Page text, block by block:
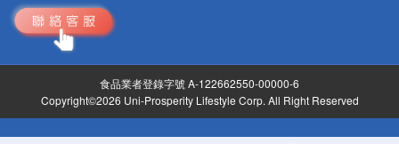
食品業者登錄字號 A-122662550-00000-6
Copyright©2026 Uni-Prosperity Lifestyle Corp. All Right Reserved